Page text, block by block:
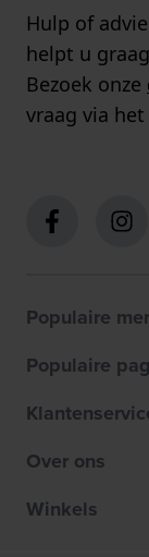
Hulp of
helpt u
Bezoek onze
vraag via het
Populaire
Populaire
Over ons
Winkels